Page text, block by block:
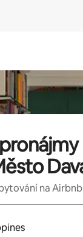
na Airbnb
dispozici, můžeš